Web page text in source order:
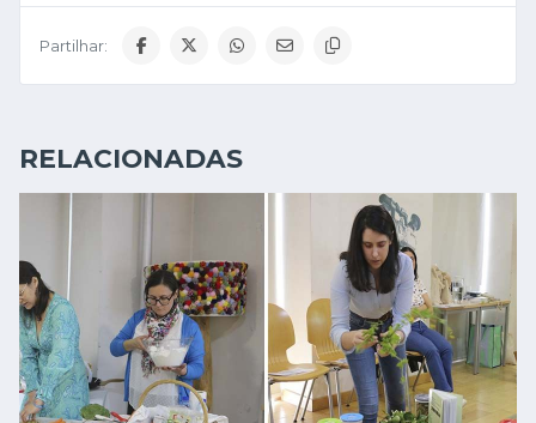
Partilhar:
RELACIONADAS